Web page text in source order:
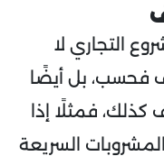
التجاري لا
فحسب، بل أيضًا
فمثلًا إذا
السريعة